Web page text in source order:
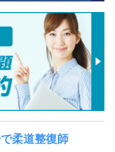
柔道整復師